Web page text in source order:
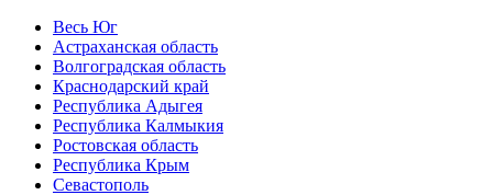
Весь Юг
Астраханская область
Волгоградская область
Краснодарский край
Республика Адыгея
Республика Калмыкия
Ростовская область
Республика Крым
Севастополь